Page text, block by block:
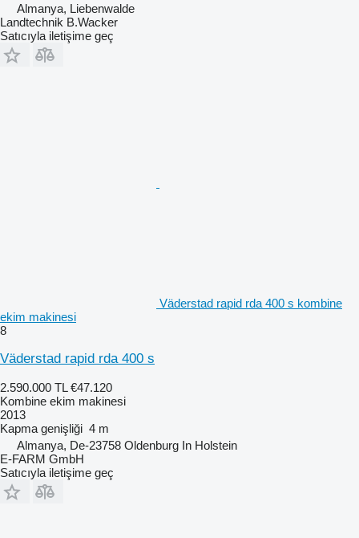
Almanya, Liebenwalde
Landtechnik B.Wacker
Satıcıyla iletişime geç
Väderstad rapid rda 400 s kombine
ekim makinesi
8
Väderstad rapid rda 400 s
2.590.000 TL €47.120
Kombine ekim makinesi
2013
Kapma genişliği 4 m
Almanya, De-23758 Oldenburg In Holstein
E-FARM GmbH
Satıcıyla iletişime geç